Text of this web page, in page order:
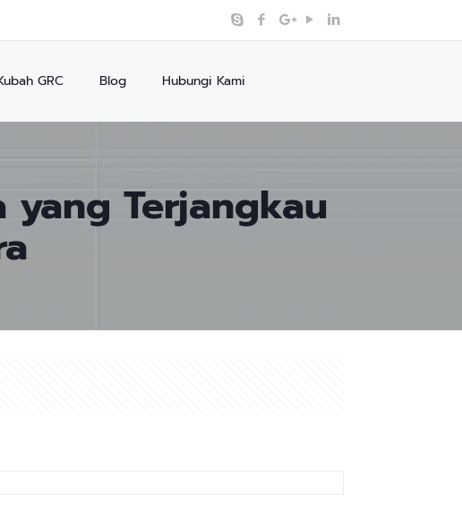
GRC Blog Hubungi Kami
yang Terjangkau